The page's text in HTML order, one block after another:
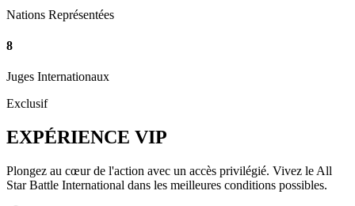
Nations Représentées
8
Juges Internationaux
Exclusif
EXPÉRIENCE VIP
Plongez au cœur de l'action avec un accès privilégié. Vivez le All
Star Battle International dans les meilleures conditions possibles.